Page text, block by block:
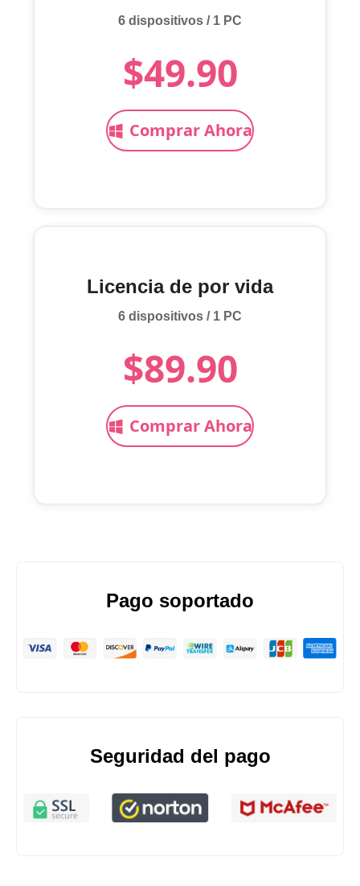
6 dispositivos / 1 PC
$49.90
Comprar Ahora
Licencia de por vida
6 dispositivos / 1 PC
$89.90
Comprar Ahora
Pago soportado
Seguridad del pago